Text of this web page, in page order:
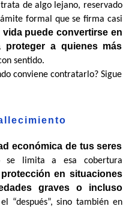
de algo lejano, reservado
formal que se firma casi
puede convertirse en
a quienes más
sentido.
conviene contratarlo? Sigue
económica de tus seres
se limita a esa cobertura
en situaciones
graves o incluso
“después”, sino también en